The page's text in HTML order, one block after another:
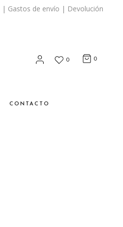
| Gastos de envío | Devolución
0 0
CONTACTO